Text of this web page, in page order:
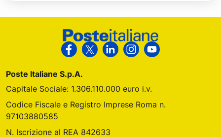
Footer Poste Italiane
Segui Poste Italiane su Facebook
Segui Poste Italiane su X
Segui Poste Italiane su
Segui Poste Italiane
Segui Poste
Poste Italiane S.p.A.
Capitale Sociale: 1.306.110.000 euro i.v.
Codice Fiscale e Registro Imprese Roma n.
97103880585
N. Iscrizione al REA 842633